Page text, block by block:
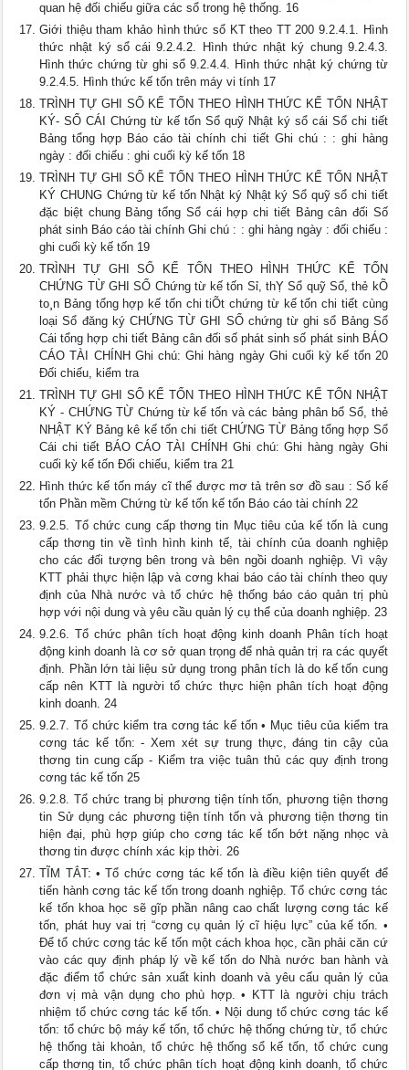
quan hệ đối chiếu giữa các sổ trong hệ thống. 16
Giới thiệu tham khảo hình thức sổ KT theo TT 200 9.2.4.1. Hình
thức nhật ký sổ cái 9.2.4.2. Hình thức nhật ký chung 9.2.4.3.
Hình thức chứng từ ghi sổ 9.2.4.4. Hình thức nhật ký chứng từ
9.2.4.5. Hình thức kế tốn trên máy vi tính 17
TRÌNH TỰ GHI SỔ KẾ TỐN THEO HÌNH THỨC KẾ TỐN NHẬT
KÝ- SỔ CÁI Chứng từ kế tốn Sổ quỹ Nhật ký sổ cái Sổ chi tiết
Bảng tổng hợp Báo cáo tài chính chi tiết Ghi chú : : ghi hàng
ngày : đối chiếu : ghi cuối kỳ kế tốn 18
TRÌNH TỰ GHI SỔ KẾ TỐN THEO HÌNH THỨC KẾ TỐN NHẬT
KÝ CHUNG Chứng từ kế tốn Nhật ký Nhật ký Sổ quỹ sổ chi tiết
đặc biệt chung Bảng tổng Sổ cái hợp chi tiết Bảng cân đối Số
phát sinh Báo cáo tài chính Ghi chú : : ghi hàng ngày : đối chiếu :
ghi cuối kỳ kế tốn 19
TRÌNH TỰ GHI SỔ KẾ TỐN THEO HÌNH THỨC KẾ TỐN
CHỨNG TỪ GHI SỔ Chứng từ kế tốn Sỉ, thỴ Sổ quỹ Sổ, thẻ kÕ
to¸n Bảng tổng hợp kế tốn chi tiÕt chứng từ kế tốn chi tiết cùng
loại Sổ đăng ký CHỨNG TỪ GHI SỔ chứng từ ghi sổ Bảng Sổ
Cái tổng hợp chi tiết Bảng cân đối số phát sinh số phát sinh BÁO
CÁO TÀI CHÍNH Ghi chú: Ghi hàng ngày Ghi cuối kỳ kế tốn 20
Đối chiếu, kiểm tra
TRÌNH TỰ GHI SỔ KẾ TỐN THEO HÌNH THỨC KẾ TỐN NHẬT
KÝ - CHỨNG TỪ Chứng từ kế tốn và các bảng phân bổ Sổ, thẻ
NHẬT KÝ Bảng kê kế tốn chi tiết CHỨNG TỪ Bảng tổng hợp Sổ
Cái chi tiết BÁO CÁO TÀI CHÍNH Ghi chú: Ghi hàng ngày Ghi
cuối kỳ kế tốn Đối chiếu, kiểm tra 21
Hình thức kế tốn máy cĩ thể được mơ tả trên sơ đồ sau : Sổ kế
tốn Phần mềm Chứng từ kế tốn kế tốn Báo cáo tài chính 22
9.2.5. Tổ chức cung cấp thơng tin Mục tiêu của kế tốn là cung
cấp thơng tin về tình hình kinh tế, tài chính của doanh nghiệp
cho các đối tượng bên trong và bên ngồi doanh nghiệp. Vì vậy
KTT phải thực hiện lập và cơng khai báo cáo tài chính theo quy
định của Nhà nước và tổ chức hệ thống báo cáo quản trị phù
hợp với nội dung và yêu cầu quản lý cụ thể của doanh nghiệp. 23
9.2.6. Tổ chức phân tích hoạt động kinh doanh Phân tích hoạt
động kinh doanh là cơ sở quan trọng để nhà quản trị ra các quyết
định. Phần lớn tài liệu sử dụng trong phân tích là do kế tốn cung
cấp nên KTT là người tổ chức thực hiện phân tích hoạt động
kinh doanh. 24
9.2.7. Tổ chức kiểm tra cơng tác kế tốn • Mục tiêu của kiểm tra
cơng tác kế tốn: - Xem xét sự trung thực, đáng tin cậy của
thơng tin cung cấp - Kiểm tra việc tuân thủ các quy định trong
cơng tác kế tốn 25
9.2.8. Tổ chức trang bị phương tiện tính tốn, phương tiện thơng
tin Sử dụng các phương tiện tính tốn và phương tiện thơng tin
hiện đại, phù hợp giúp cho cơng tác kế tốn bớt nặng nhọc và
thơng tin được chính xác kịp thời. 26
TĨM TẮT: • Tổ chức cơng tác kế tốn là điều kiện tiên quyết để
tiến hành cơng tác kế tốn trong doanh nghiệp. Tổ chức cơng tác
kế tốn khoa học sẽ gĩp phần nâng cao chất lượng cơng tác kế
tốn, phát huy vai trị “cơng cụ quản lý cĩ hiệu lực” của kế tốn. •
Để tổ chức cơng tác kế tốn một cách khoa học, cần phải căn cứ
vào các quy định pháp lý về kế tốn do Nhà nước ban hành và
đặc điểm tổ chức sản xuất kinh doanh và yêu cấu quản lý của
đơn vị mà vận dụng cho phù hợp. • KTT là người chịu trách
nhiệm tổ chức cơng tác kế tốn. • Nội dung tổ chức cơng tác kế
tốn: tổ chức bộ máy kế tốn, tổ chức hệ thống chứng từ, tổ chức
hệ thống tài khoản, tổ chức hệ thống sổ kế tốn, tổ chức cung
cấp thơng tin, tổ chức phân tích hoạt động kinh doanh, tổ chức